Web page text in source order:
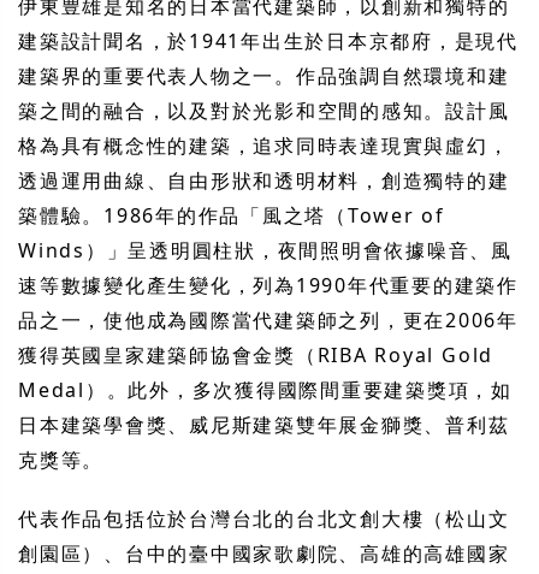
伊東豊雄是知名的日本當代建築師，以創新和獨特的
建築設計聞名，於1941年出生於日本京都府，是現代
建築界的重要代表人物之一。作品強調自然環境和建
築之間的融合，以及對於光影和空間的感知。設計風
格為具有概念性的建築，追求同時表達現實與虛幻，
透過運用曲線、自由形狀和透明材料，創造獨特的建
築體驗。1986年的作品「風之塔（Tower of
Winds）」呈透明圓柱狀，夜間照明會依據噪音、風
速等數據變化產生變化，列為1990年代重要的建築作
品之一，使他成為國際當代建築師之列，更在2006年
獲得英國皇家建築師協會金獎（RIBA Royal Gold
Medal）。此外，多次獲得國際間重要建築獎項，如
日本建築學會獎、威尼斯建築雙年展金獅獎、普利茲
克獎等。
代表作品包括位於台灣台北的台北文創大樓（松山文
創園區）、台中的臺中國家歌劇院、高雄的高雄國家